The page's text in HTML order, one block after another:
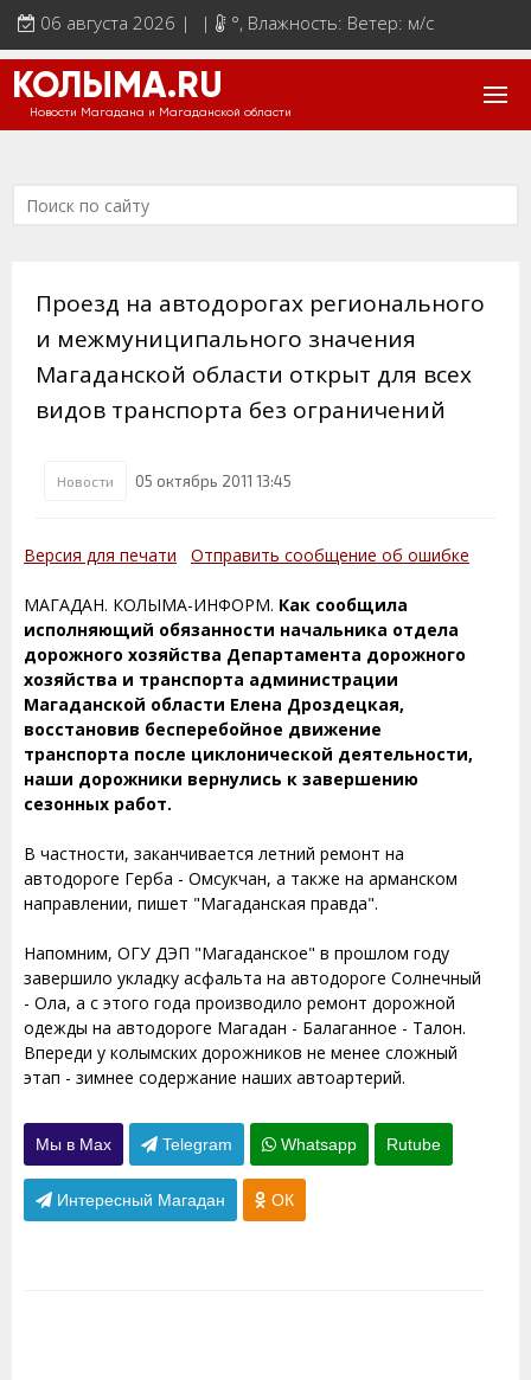
06 августа 2026 | | °, Влажность: Ветер: м/с
КОЛЫМА.RU
Новости Магадана и Магаданской области
Проезд на автодорогах регионального
и межмуниципального значения
Магаданской области открыт для всех
видов транспорта без ограничений
Новости 05 октябрь 2011 13:45
Версия для печати Отправить сообщение об ошибке
МАГАДАН. КОЛЫМА-ИНФОРМ. Как сообщила
исполняющий обязанности начальника отдела
дорожного хозяйства Департамента дорожного
хозяйства и транспорта администрации
Магаданской области Елена Дроздецкая,
восстановив бесперебойное движение
транспорта после циклонической деятельности,
наши дорожники вернулись к завершению
сезонных работ.
В частности, заканчивается летний ремонт на
автодороге Герба - Омсукчан, а также на арманском
направлении, пишет "Магаданская правда".
Напомним, ОГУ ДЭП "Магаданское" в прошлом году
завершило укладку асфальта на автодороге Солнечный
- Ола, а с этого года производило ремонт дорожной
одежды на автодороге Магадан - Балаганное - Талон.
Впереди у колымских дорожников не менее сложный
этап - зимнее содержание наших автоартерий.
Мы в Max Telegram Whatsapp Rutube
Интересный Магадан ОК